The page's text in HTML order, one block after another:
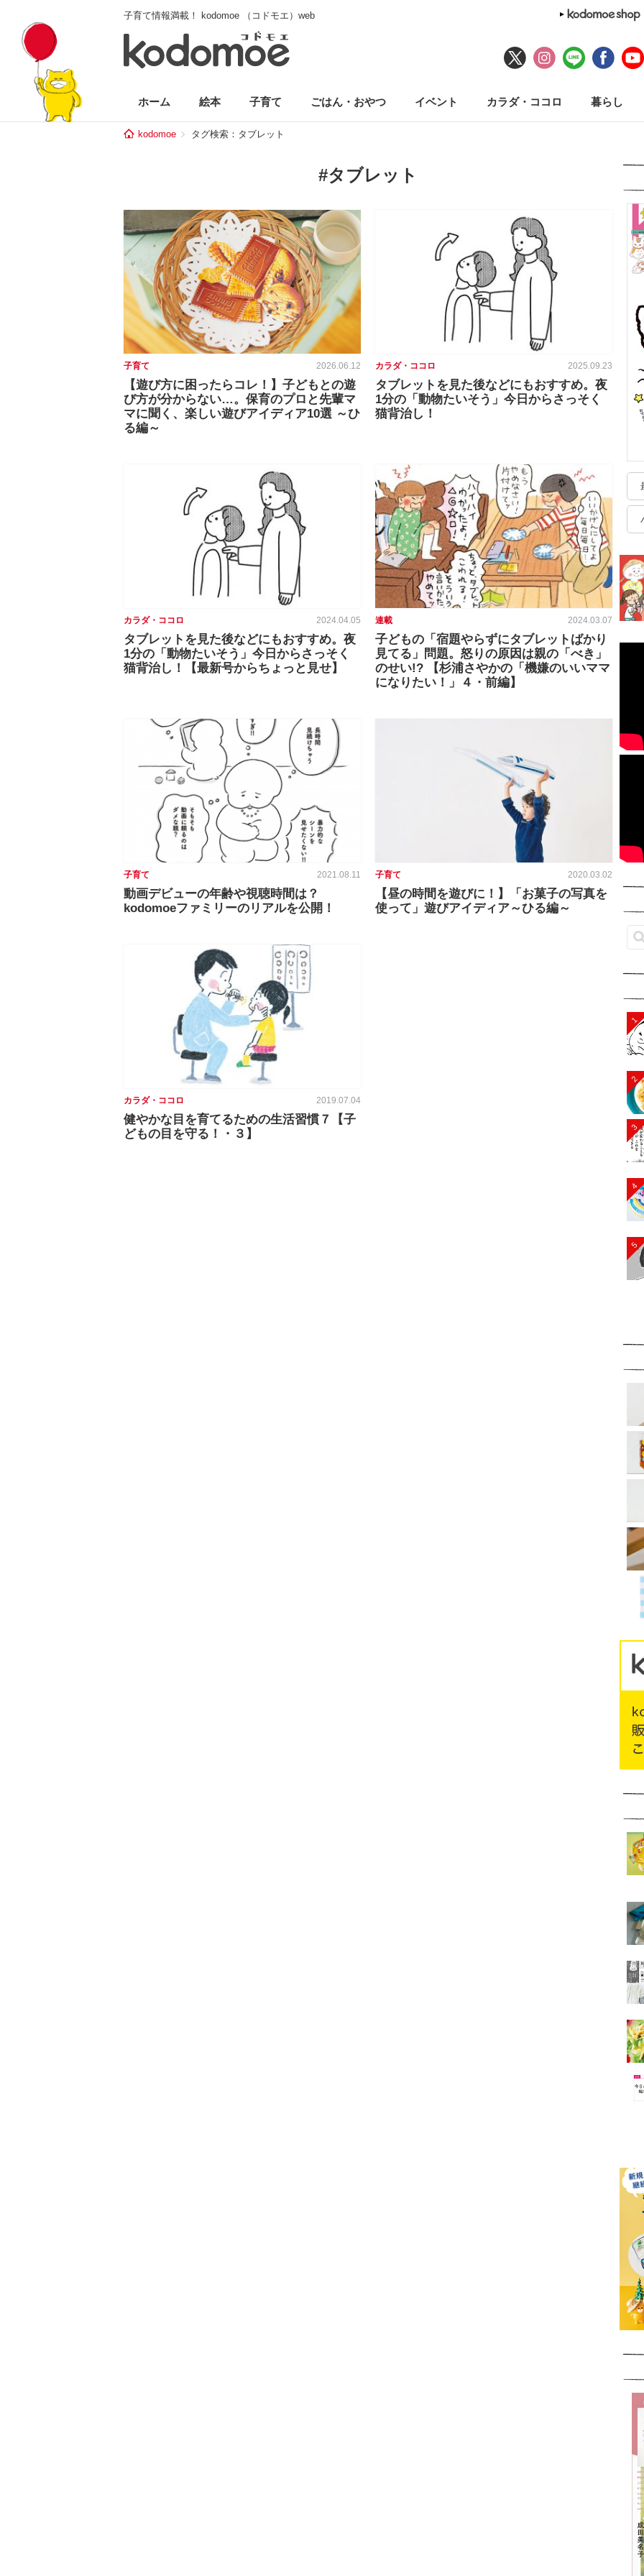
子育て情報満載！ kodomoe （コドモエ）web
ホーム 絵本 子育て ごはん・おやつ イベント カラダ・ココロ 暮らし
kodomoe タグ検索：タブレット
#タブレット
子育て 2026.06.12
【遊び方に困ったらコレ！】子どもとの遊
び方が分からない…。保育のプロと先輩マ
マに聞く、楽しい遊びアイディア10選 ～ひ
る編～
カラダ・ココロ 2025.09.23
タブレットを見た後などにもおすすめ。夜
1分の「動物たいそう」今日からさっそく
猫背治し！
カラダ・ココロ 2024.04.05
タブレットを見た後などにもおすすめ。夜
1分の「動物たいそう」今日からさっそく
猫背治し！【最新号からちょっと見せ】
連載 2024.03.07
子どもの「宿題やらずにタブレットばかり
見てる」問題。怒りの原因は親の「べき」
のせい!? 【杉浦さやかの「機嫌のいいママ
になりたい！」４・前編】
子育て 2021.08.11
動画デビューの年齢や視聴時間は？
kodomoeファミリーのリアルを公開！
子育て 2020.03.02
【昼の時間を遊びに！】「お菓子の写真を
使って」遊びアイディア～ひる編～
カラダ・ココロ 2019.07.04
健やかな目を育てるための生活習慣７【子
どもの目を守る！・３】
1
2
3
4
5